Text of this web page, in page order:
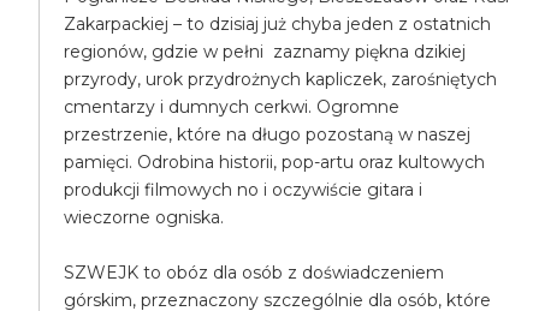
Zakarpackiej – to dzisiaj już chyba jeden z ostatnich
regionów, gdzie w pełni zaznamy piękna dzikiej
przyrody, urok przydrożnych kapliczek, zarośniętych
cmentarzy i dumnych cerkwi. Ogromne
przestrzenie, które na długo pozostaną w naszej
pamięci. Odrobina historii, pop-artu oraz kultowych
produkcji filmowych no i oczywiście gitara i
wieczorne ogniska.
SZWEJK to obóz dla osób z doświadczeniem
górskim, przeznaczony szczególnie dla osób, które